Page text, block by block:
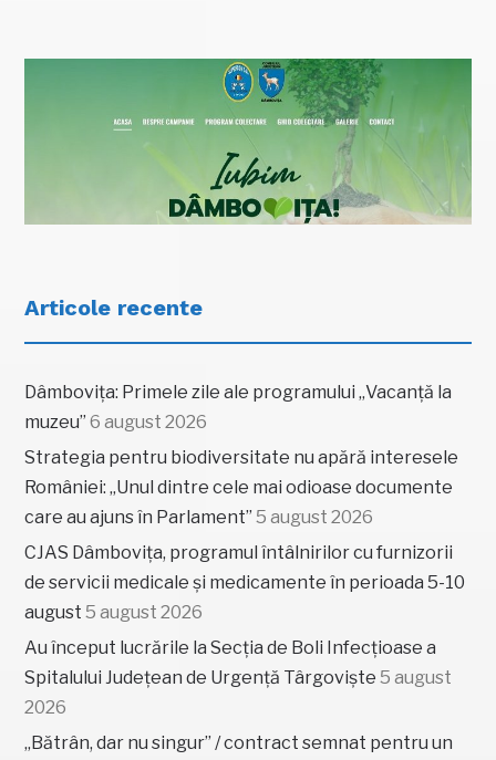
Articole recente
Dâmbovița: Primele zile ale programului „Vacanță la
muzeu” 6 august 2026
Strategia pentru biodiversitate nu apără interesele
României: „Unul dintre cele mai odioase documente
care au ajuns în Parlament” 5 august 2026
CJAS Dâmbovița, programul întâlnirilor cu furnizorii
de servicii medicale și medicamente în perioada 5-10
august 5 august 2026
Au început lucrările la Secția de Boli Infecțioase a
Spitalului Județean de Urgență Târgoviște 5 august
2026
„Bătrân, dar nu singur” / contract semnat pentru un